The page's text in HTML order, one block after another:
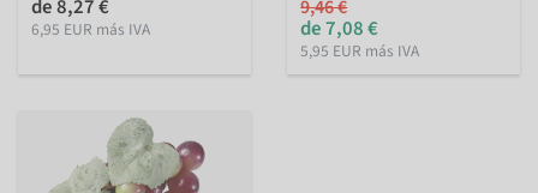
de 8,27 €
6,95 EUR más IVA
9,46 €
de 7,08 €
5,95 EUR más IVA